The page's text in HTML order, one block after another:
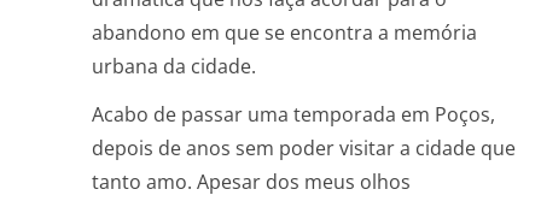
abandono em que se encontra a memória
urbana da cidade.
Acabo de passar uma temporada em Poços,
depois de anos sem poder visitar a cidade que
tanto amo. Apesar dos meus olhos